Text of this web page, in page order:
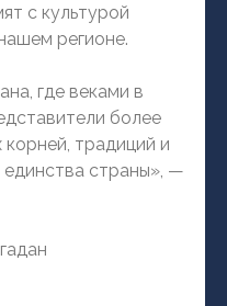
с культурой
регионе.
где веками в
более
традиций и
страны», —